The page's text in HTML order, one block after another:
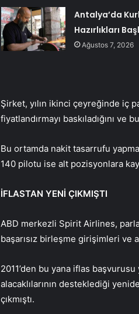
Antalya’da
Hazırlıkları
Ağustos 7, 2026
Şirket, yılın ikinci çeyreğinde iç
fiyatlandırmayı baskıladığını
Bu ortamda nakit tasarrufu
140 pilotu ise alt pozisyonlara
İFLASTAN YENİ ÇIKMIŞTI
ABD merkezli Spirit Airlines,
başarısız birleşme girişimleri ve
2011’den bu yana iflas
alacaklılarının desteklediği
çıkmıştı.